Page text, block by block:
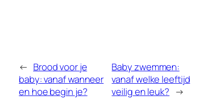
← Brood voor je
baby: vanaf wanneer
en hoe begin je?
Baby zwemmen:
vanaf welke leeftijd
veilig en leuk? →